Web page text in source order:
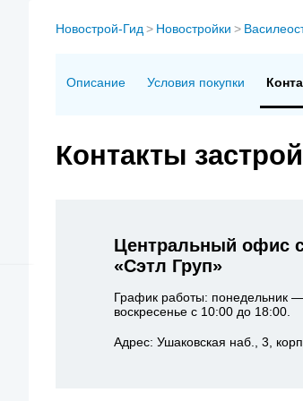
Новострой-Гид > Новостройки >
Описание Условия покупки
Контакты
Центральный офис
«Сэтл Груп»
График работы: понедельник
воскресенье с 10:00 до 18:00.
Адрес: Ушаковская наб., 3,